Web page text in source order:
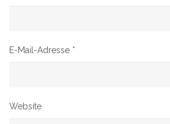
E-Mail-Adresse *
Website